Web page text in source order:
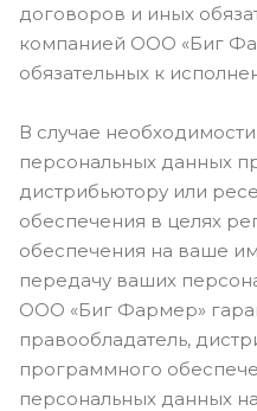
договоров и иных
компанией ООО «Биг
обязательных к
В случае
персональных данных
дистрибьютору или
обеспечения в целях
обеспечения на ваше
передачу ваших
ООО «Биг Фармер»
правообладатель,
программного
персональных данных